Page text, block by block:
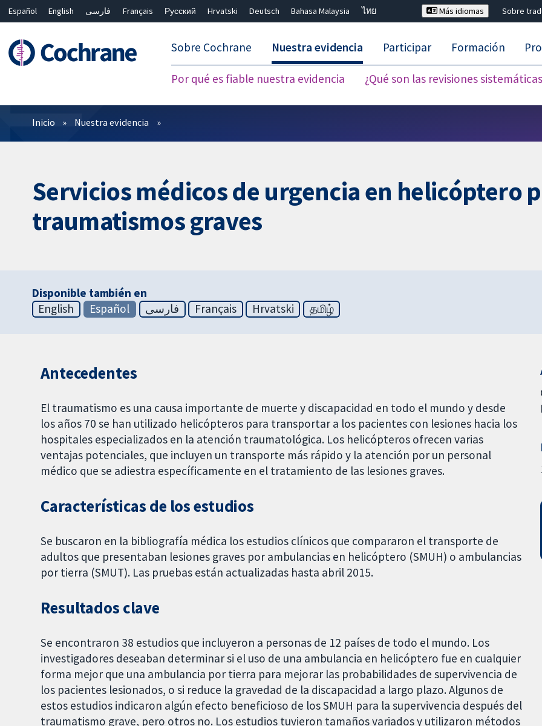
Español English فارسی Français Русский Hrvatski Deutsch Bahasa Malaysia
ไทย
Más idiomas Sobre
Sobre Cochrane Nuestra evidencia
Por qué es fiable nuestra evidencia ¿Qué son las revisiones
Participar Formación
Filtros
Inicio Nuestra evidencia
Servicios médicos de urgencia en helicóptero
traumatismos graves
Disponible también en
English
Español فارسی Français Hrvatski தமிழ்
Antecedentes
El traumatismo es una causa importante de muerte y discapacidad en todo el mundo y desde
los años 70 se han utilizado helicópteros para transportar a los pacientes con lesiones hacia los
hospitales especializados en la atención traumatológica. Los helicópteros ofrecen varias
ventajas potenciales, que incluyen un transporte más rápido y la atención por un personal
médico que se adiestra específicamente en el tratamiento de las lesiones graves.
Características de los estudios
Se buscaron en la bibliografía médica los estudios clínicos que compararon el transporte de
adultos que presentaban lesiones graves por ambulancias en helicóptero (SMUH) o ambulancias
por tierra (SMUT). Las pruebas están actualizadas hasta abril 2015.
Resultados clave
Se encontraron 38 estudios que incluyeron a personas de 12 países de todo el mundo. Los
investigadores deseaban determinar si el uso de una ambulancia en helicóptero fue en cualquier
forma mejor que una ambulancia por tierra para mejorar las probabilidades de supervivencia de
los pacientes lesionados, o si reduce la gravedad de la discapacidad a largo plazo. Algunos de
estos estudios indicaron algún efecto beneficioso de los SMUH para la supervivencia después del
traumatismo grave, pero otros no. Los estudios tuvieron tamaños variados y utilizaron métodos